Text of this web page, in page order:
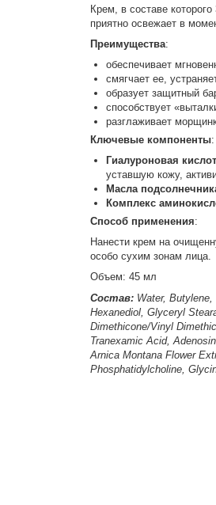
Крем, в составе
приятно освежает в
Преимущества:
обеспечивает
смягчает ее,
образует защитный
способствует
разглаживает
Ключевые компоненты:
Гиалуроновая
уставшую кожу,
Масла
Комплекс
Способ применения:
Нанести крем на
особо сухим зонам лица.
Объем: 45 мл
Состав:Water, Butylene,
Hexanediol, Glyceryl
Dimethicone/Vinyl
Tranexamic Acid,
Arnica Montana Flower
Phosphatidylcholine,